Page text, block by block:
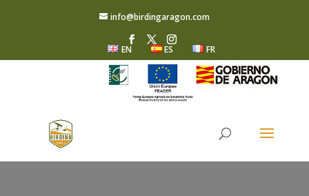
info@birdingaragon.com
EN ES FR